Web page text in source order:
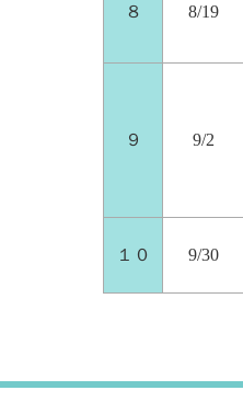
８ 8/19
９ 9/2
１０ 9/30